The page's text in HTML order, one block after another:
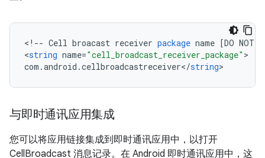
< ! -- Cell broacast receiver package name [DO NOT
<string name="cell_broadcast_receiver_package"
com .android .cellbroadcastreceiver</string
与即时通讯应用集成
您可以将应用链接集成到即时通讯应用中，以打开
CellBroadcast 消息记录。在 Android 即时通讯应用中，这